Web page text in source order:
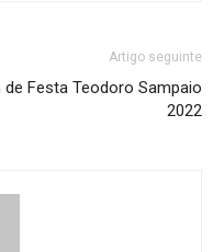
Artigo seguinte
de Festa Teodoro Sampaio
2022